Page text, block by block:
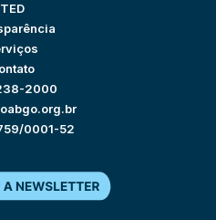
TED
2000
0001-52